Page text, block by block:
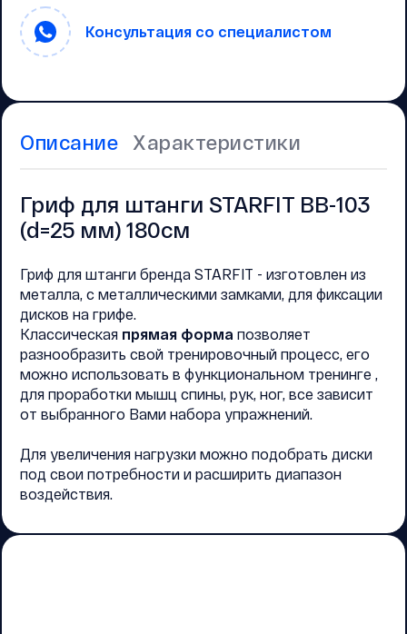
Описание Характеристики
Гриф для штанги STARFIT BB-103
(d=25 мм) 180см
Гриф для штанги бренда STARFIT - изготовлен из
металла, с металлическими замками, для фиксации
дисков на грифе.
Классическая прямая форма позволяет
разнообразить свой тренировочный процесс, его
можно использовать в функциональном тренинге ,
для проработки мышц спины, рук, ног, все зависит
от выбранного Вами набора упражнений.
Для увеличения нагрузки можно подобрать диски
под свои потребности и расширить диапазон
воздействия.
Консультация со специалистом